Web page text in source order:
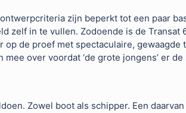
zijn beperkt tot een paar
in te vullen. Zodoende is de Transat
de proef met spectaculaire,
over voordat ‘de grote jongens’ er
Zowel boot als schipper. Een